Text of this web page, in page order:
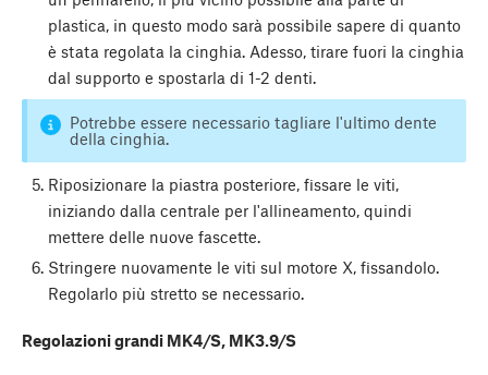
plastica, in questo modo sarà possibile sapere di quanto
è stata regolata la cinghia. Adesso, tirare fuori la cinghia
dal supporto e spostarla di 1-2 denti.
Potrebbe essere necessario tagliare l'ultimo dente
della cinghia.
Riposizionare la piastra posteriore, fissare le viti,
iniziando dalla centrale per l'allineamento, quindi
mettere delle nuove fascette.
Stringere nuovamente le viti sul motore X, fissandolo.
Regolarlo più stretto se necessario.
Regolazioni grandi MK4/S, MK3.9/S